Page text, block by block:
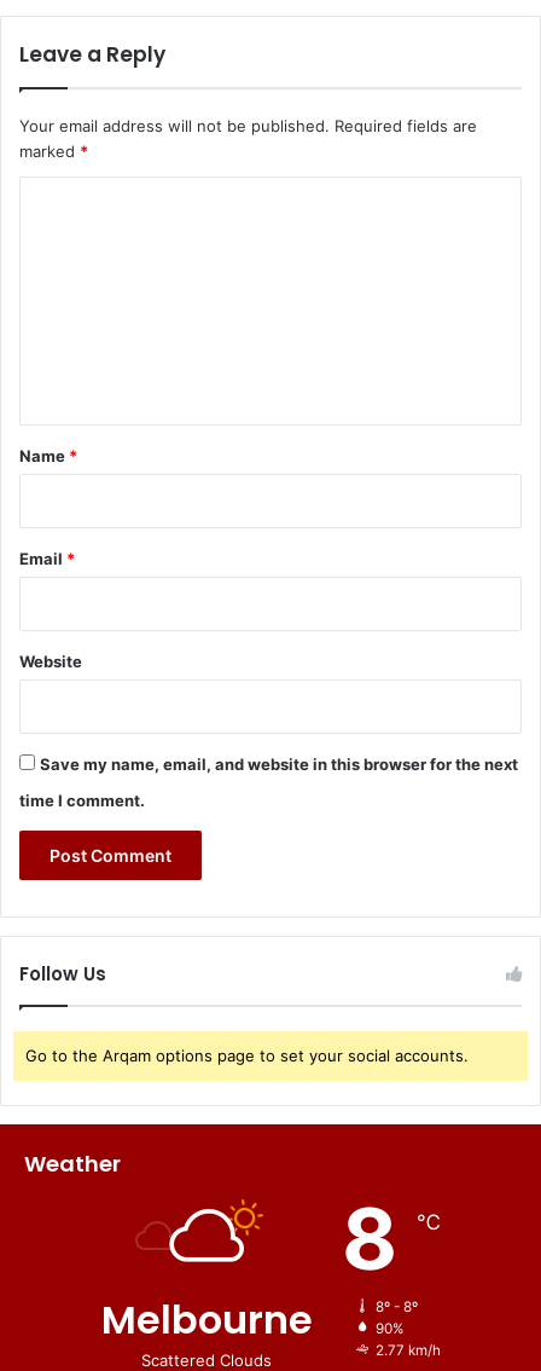
Leave a Reply
Your email address will not be published. Required fields are
marked *
*
Name *
Email *
Website
Save my name, email, and website in this browser for the next
time I comment.
Follow Us
Go to the Arqam options page to set your social accounts.
Weather
Melbourne
Scattered Clouds
8 ℃
8º - 8º
90%
2.77 km/h